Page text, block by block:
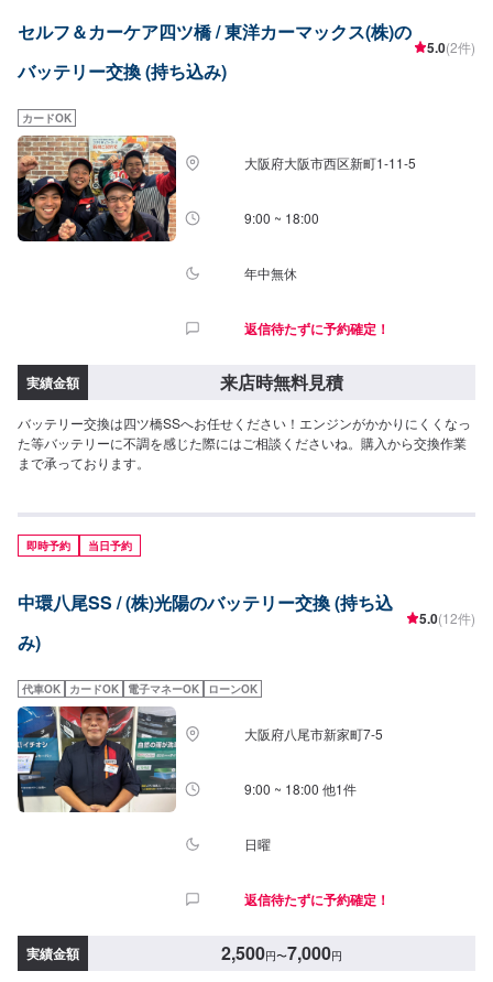
セルフ＆カーケア四ツ橋 / 東洋カーマックス(株)の
バッテリー交換 (持ち込み)
5.0(2件)
カードOK
大阪府大阪市西区新町1-11-5
9:00 ~ 18:00
年中無休
返信待たずに予約確定！
実績金額 来店時無料見積
バッテリー交換は四ツ橋SSへお任せください！エンジンがかかりにくくなっ
た等バッテリーに不調を感じた際にはご相談くださいね。購入から交換作業
まで承っております。
即時予約 当日予約
中環八尾SS / (株)光陽のバッテリー交換 (持ち込
み)
5.0(12件)
代車OK カードOK 電子マネーOK ローンOK
大阪府八尾市新家町7-5
9:00 ~ 18:00 他1件
日曜
返信待たずに予約確定！
実績金額 2,500円〜7,000円